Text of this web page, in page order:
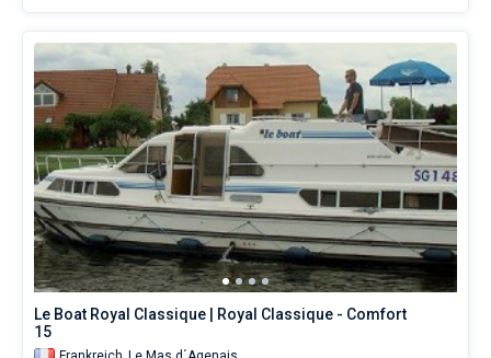
Le Boat Royal Classique | Royal Classique - Comfort
15